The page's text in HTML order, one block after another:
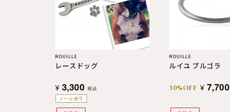
メール便可
ROUILLE
レースドッグ
¥ 3,300 税込
ROUILLE
ルイユ ブルゴラ
30%OFF ¥ 7,700